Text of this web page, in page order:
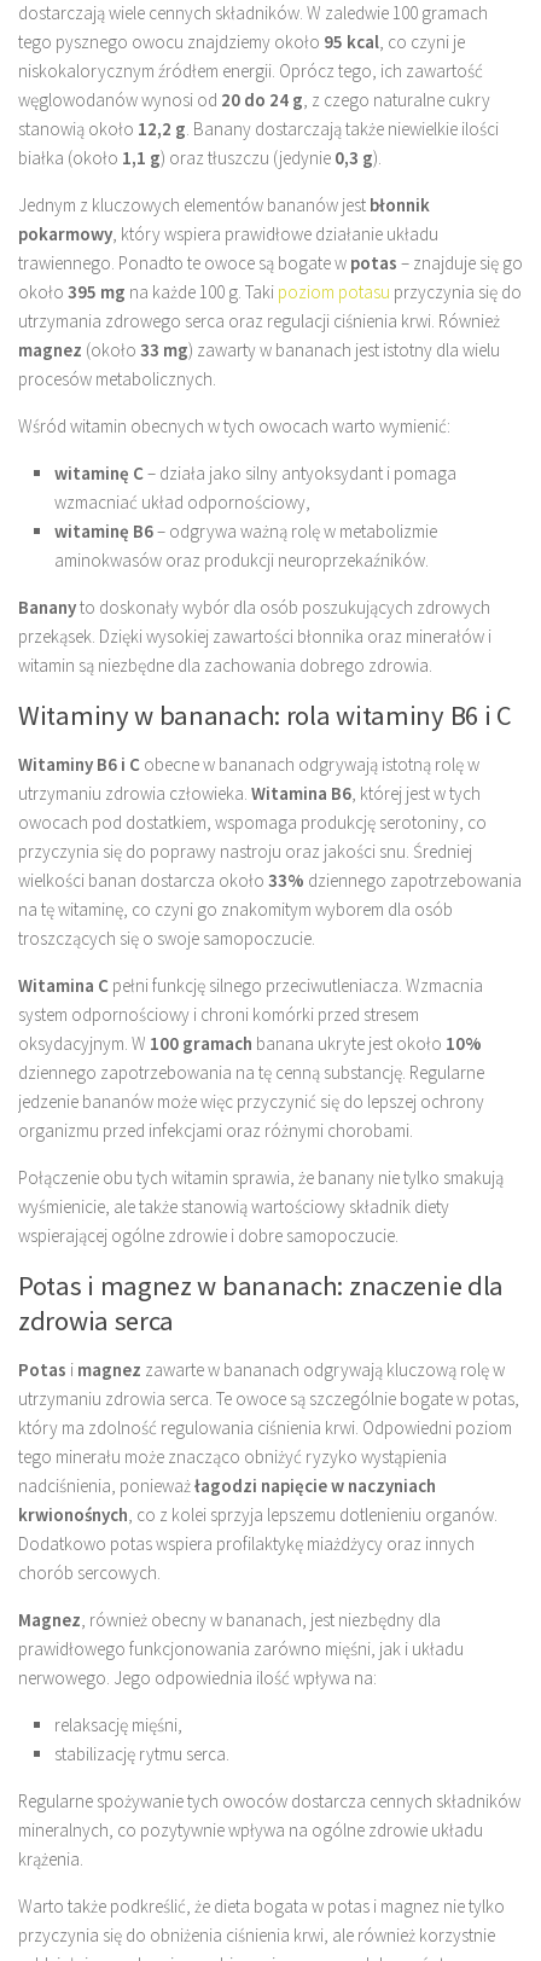
dostarczają wiele cennych składników. W zaledwie 100 gramach
tego pysznego owocu znajdziemy około 95 kcal, co czyni je
niskokalorycznym źródłem energii. Oprócz tego, ich zawartość
węglowodanów wynosi od 20 do 24 g, z czego naturalne cukry
stanowią około 12,2 g. Banany dostarczają także niewielkie ilości
białka (około 1,1 g) oraz tłuszczu (jedynie 0,3 g).
Jednym z kluczowych elementów bananów jest błonnik
pokarmowy, który wspiera prawidłowe działanie układu
trawiennego. Ponadto te owoce są bogate w potas – znajduje się go
około 395 mg na każde 100 g. Taki poziom potasu przyczynia się do
utrzymania zdrowego serca oraz regulacji ciśnienia krwi. Również
magnez (około 33 mg) zawarty w bananach jest istotny dla wielu
procesów metabolicznych.
Wśród witamin obecnych w tych owocach warto wymienić:
witaminę C– działa jako silny antyoksydant i pomaga
wzmacniać układ odpornościowy,
witaminę B6– odgrywa ważną rolę w metabolizmie
aminokwasów oraz produkcji neuroprzekaźników.
Bananyto doskonały wybór dla osób poszukujących zdrowych
przekąsek. Dzięki wysokiej zawartości błonnika oraz minerałów i
witamin są niezbędne dla zachowania dobrego zdrowia.
Witaminy w bananach: rola witaminy B6 i C
Witaminy B6 i C obecne w bananach odgrywają istotną rolę w
utrzymaniu zdrowia człowieka. Witamina B6, której jest w tych
owocach pod dostatkiem, wspomaga produkcję serotoniny, co
przyczynia się do poprawy nastroju oraz jakości snu. Średniej
wielkości banan dostarcza około 33% dziennego zapotrzebowania
na tę witaminę, co czyni go znakomitym wyborem dla osób
troszczących się o swoje samopoczucie.
Witamina C pełni funkcję silnego przeciwutleniacza. Wzmacnia
system odpornościowy i chroni komórki przed stresem
oksydacyjnym. W 100 gramach banana ukryte jest około 10%
dziennego zapotrzebowania na tę cenną substancję. Regularne
jedzenie bananów może więc przyczynić się do lepszej ochrony
organizmu przed infekcjami oraz różnymi chorobami.
Połączenie obu tych witamin sprawia, że banany nie tylko smakują
wyśmienicie, ale także stanowią wartościowy składnik diety
wspierającej ogólne zdrowie i dobre samopoczucie.
Potas i magnez w bananach: znaczenie dla
zdrowia serca
Potas i magnez zawarte w bananach odgrywają kluczową rolę w
utrzymaniu zdrowia serca. Te owoce są szczególnie bogate w potas,
który ma zdolność regulowania ciśnienia krwi. Odpowiedni poziom
tego minerału może znacząco obniżyć ryzyko wystąpienia
nadciśnienia, ponieważłagodzi napięcie w naczyniach
krwionośnych, co z kolei sprzyja lepszemu dotlenieniu organów.
Dodatkowo potas wspiera profilaktykę miażdżycy oraz innych
chorób sercowych.
Magnez, również obecny w bananach, jest niezbędny dla
prawidłowego funkcjonowania zarówno mięśni, jak i układu
nerwowego. Jego odpowiednia ilość wpływa na:
relaksację mięśni,
stabilizację rytmu serca.
Regularne spożywanie tych owoców dostarcza cennych składników
mineralnych, co pozytywnie wpływa na ogólne zdrowie układu
krążenia.
Warto także podkreślić, że dieta bogata w potas i magnez nie tylko
przyczynia się do obniżenia ciśnienia krwi, ale również korzystnie